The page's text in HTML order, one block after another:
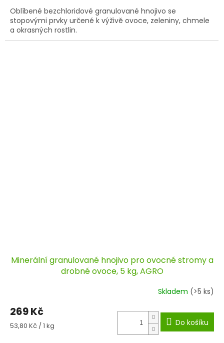
Oblíbené bezchloridové granulované hnojivo se
stopovými prvky určené k výživě ovoce, zeleniny, chmele
a okrasných rostlin.
Minerální granulované hnojivo pro ovocné stromy a
drobné ovoce, 5 kg, AGRO
Skladem (>5 ks)
269 Kč
Měrná
53,80 Kč / 1 kg Do košíku